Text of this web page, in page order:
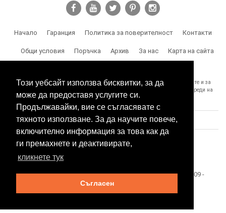
Този уебсайт използва бисквитки, за да
може да предоставя услугите си.
Продължавайки, вие се съгласявате с
тяхното използване. За да научите повече,
включително информация за това как да
ги премахнете и деактивирате,
кликнете тук
Съгласен
Начало Гаранция Политика за поверителност Контакти
Общи условия Поръчка Архив За нас Карта на сайта
SPY.BG Ви напомня, че носите отговорност за използването на продуктите и за
спазване на законите, както и за злоумишлени и незаконни действия, вреди на
трети лица и др.
Този сайт е собственост на БЕСТТЕХ ООД Copyright 2009 -
2026 Spy.bg